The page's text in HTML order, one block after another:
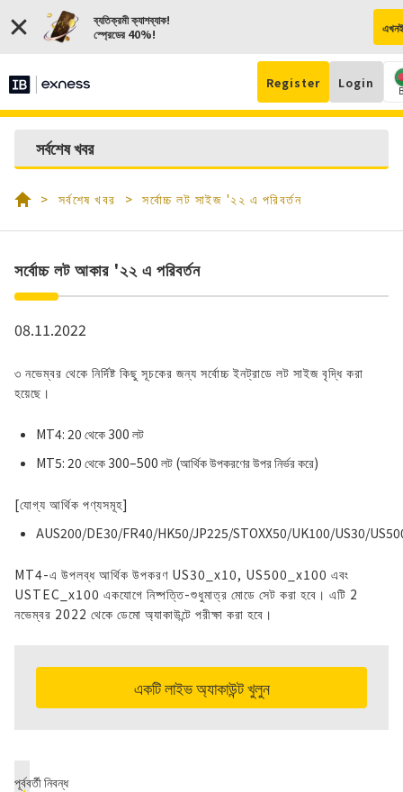
ব্যতিক্রমী ক্যাশব্যাক!
স্প্রেডের 40%!
Register Login
সর্বশেষ খবর
সর্বশেষ খবর সর্বোচ্চ লট সাইজ '২২ এ পরিবর্তন
সর্বোচ্চ লট আকার '২২ এ পরিবর্তন
08.11.2022
৩ নভেম্বর থেকে নির্দিষ্ট কিছু সূচকের জন্য সর্বোচ্চ ইনট্রাডে লট সাইজ বৃদ্ধি করা
হয়েছে।
MT4: 20 থেকে 300 লট
MT5: 20 থেকে 300–500 লট (আর্থিক উপকরণের উপর নির্ভর করে)
[যোগ্য আর্থিক পণ্যসমূহ]
AUS200/DE30/FR40/HK50/JP225/STOXX50/UK100/US30/
MT4-এ উপলব্ধ আর্থিক উপকরণ US30_x10, US500_x100 এবং
USTEC_x100 একযোগে নিষ্পত্তি-শুধুমাত্র মোডে সেট করা হবে। এটি 2
নভেম্বর 2022 থেকে ডেমো অ্যাকাউন্টে পরীক্ষা করা হবে।
একটি লাইভ অ্যাকাউন্ট খুলুন
পূর্ববর্তী নিবন্ধ